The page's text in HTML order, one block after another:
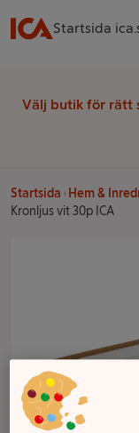
Startsida
Välj butik för rätt
Startsida Hem &
Kronljus vit 30p ICA